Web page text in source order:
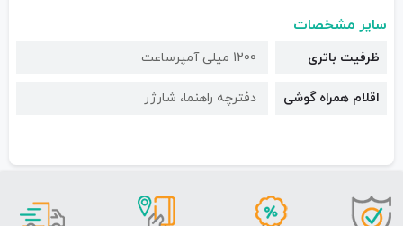
سایر مشخصات
ظرفیت باتری 1200 میلی آمپرساعت
اقلام همراه گوشی دفترچه‌ راهنما، شارژر